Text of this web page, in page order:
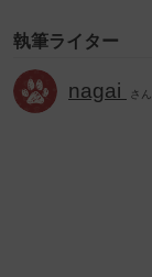
執筆ライター
nagai さん